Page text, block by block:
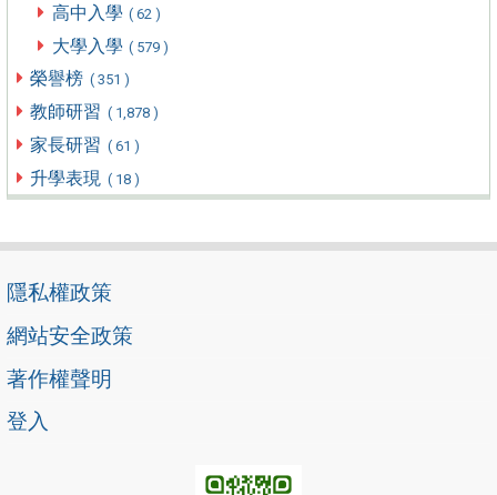
高中入學 ( 62 )
大學入學 ( 579 )
榮譽榜 ( 351 )
教師研習 ( 1,878 )
家長研習 ( 61 )
升學表現 ( 18 )
隱私權政策
網站安全政策
著作權聲明
登入